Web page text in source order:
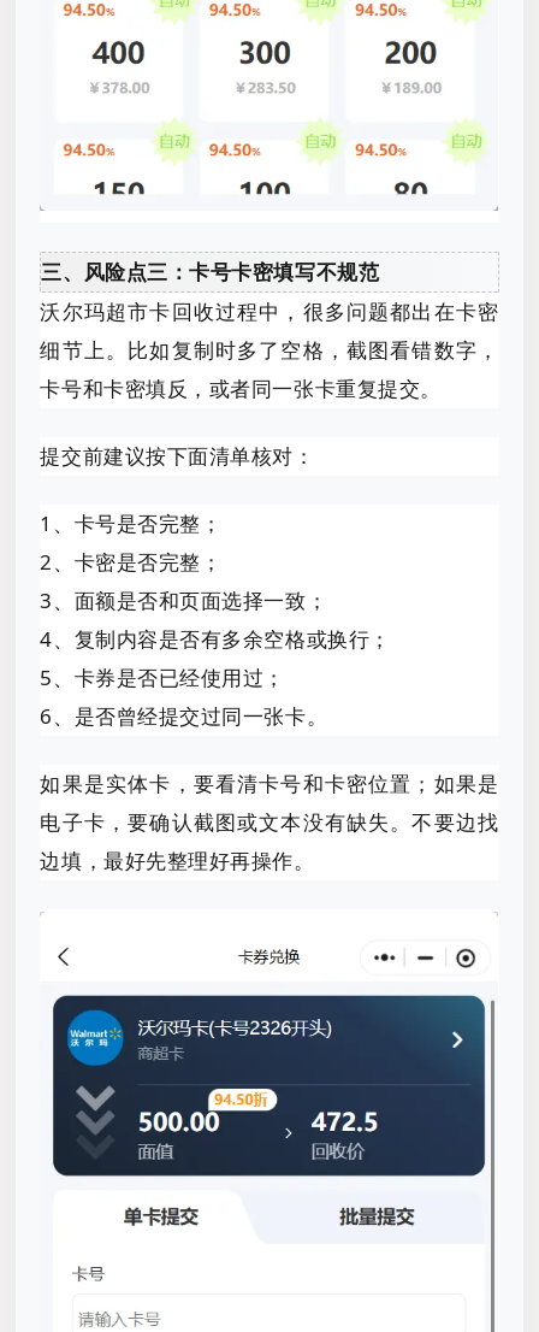
三、风险点三：卡号卡密填写不规范
沃尔玛超市卡回收过程中，很多问题都出在卡密
细节上。比如复制时多了空格，截图看错数字，
卡号和卡密填反，或者同一张卡重复提交。
提交前建议按下面清单核对：
1、卡号是否完整；
2、卡密是否完整；
3、面额是否和页面选择一致；
4、复制内容是否有多余空格或换行；
5、卡券是否已经使用过；
6、是否曾经提交过同一张卡。
如果是实体卡，要看清卡号和卡密位置；如果是
电子卡，要确认截图或文本没有缺失。不要边找
边填，最好先整理好再操作。